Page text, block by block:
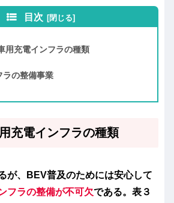
目次
用充電インフラの種類
ラの整備事業
充電インフラの種類
が、BEV普及のためには安心して
フラの整備が不可欠である。表３